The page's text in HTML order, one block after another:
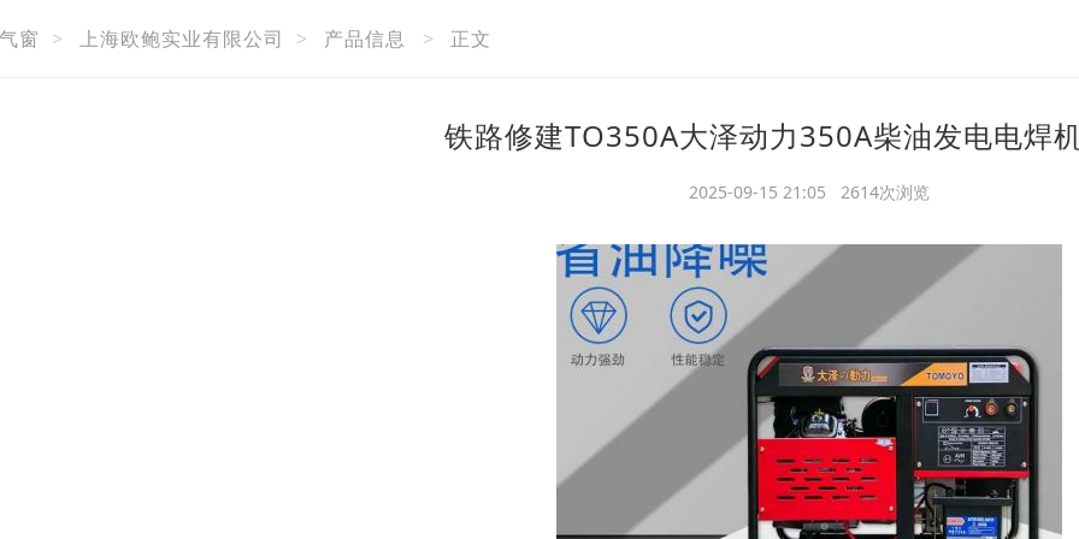
窗 > 上海欧鲍实业有限公司 > 产品信息 > 正文
铁路修建TO350A大泽动力350A柴油发电电焊
2025-09-15 21:05 2614次浏览